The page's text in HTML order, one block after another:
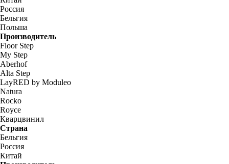
Россия
Бельгия
Польша
Производитель
Floor Step
My Step
Aberhof
Alta Step
LayRED by Moduleo
Natura
Rocko
Royce
Кварцвинил
Страна
Бельгия
Россия
Китай